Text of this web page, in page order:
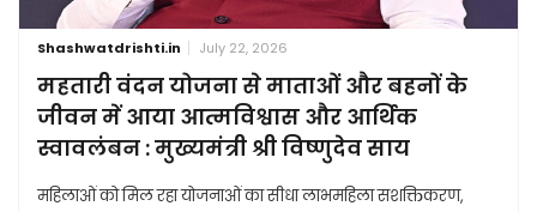
Shashwatdrishti.in July 22, 2026
महतारी वंदन योजना से माताओं और बहनों के
जीवन में आया आत्मविश्वास और आर्थिक
स्वावलंबन : मुख्यमंत्री श्री विष्णुदेव साय
महिलाओं को मिल रहा योजनाओं का सीधा लाभमहिला सशक्तिकरण,